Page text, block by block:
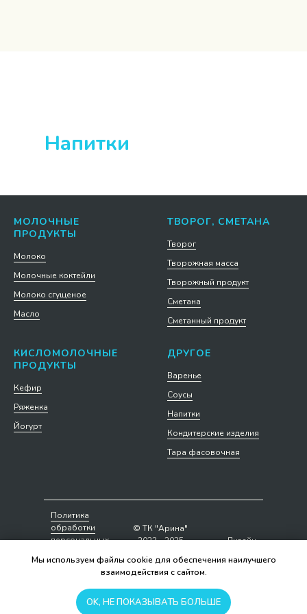
Мы используем файлы cookie для обеспечения наилучшего
взаимодействия с сайтом.
OK, НЕ ПОКАЗЫВАТЬ БОЛЬШЕ
Напитки
МОЛОЧНЫЕ
ПРОДУКТЫ
Молоко
Молочные коктейли
Молоко сгущеное
Масло
ТВОРОГ, СМЕТАНА
Творог
Творожная масса
Творожный продукт
Сметана
Сметанный продукт
КИСЛОМОЛОЧНЫЕ
ПРОДУКТЫ
Кефир
Ряженка
Йогурт
ДРУГОЕ
Варенье
Соусы
Напитки
Кондитерские изделия
Тара фасовочная
Политика
обработки
персональных
Дизайн
© ТК "Арина"
2023 - 2025